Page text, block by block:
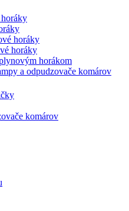
horáky
horáky
horákom
a odpudzovače komárov
komárov